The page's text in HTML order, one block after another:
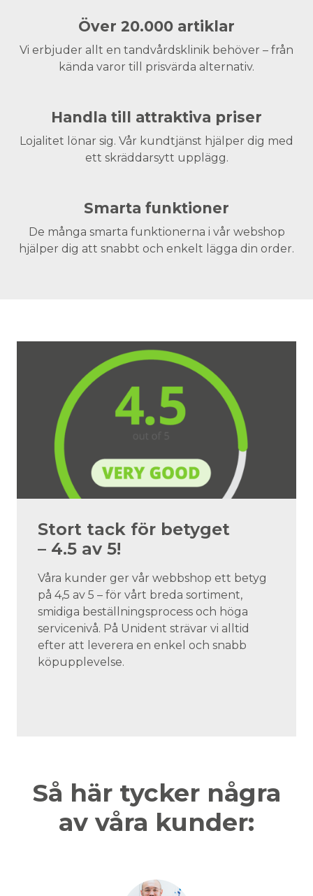
Över 20.000 artiklar
Vi erbjuder allt en tandvårdsklinik behöver – från
kända varor till prisvärda alternativ.
Handla till attraktiva priser
Lojalitet lönar sig. Vår kundtjänst hjälper dig med
ett skräddarsytt upplägg.
Smarta funktioner
De många smarta funktionerna i vår webshop
hjälper dig att snabbt och enkelt lägga din order.
Stort tack för betyget
– 4.5 av 5!
Våra kunder ger vår webbshop ett betyg
på 4,5 av 5 – för vårt breda sortiment,
smidiga beställningsprocess och höga
servicenivå. På Unident strävar vi alltid
efter att leverera en enkel och snabb
köpupplevelse.
Så här tycker några
av våra kunder: